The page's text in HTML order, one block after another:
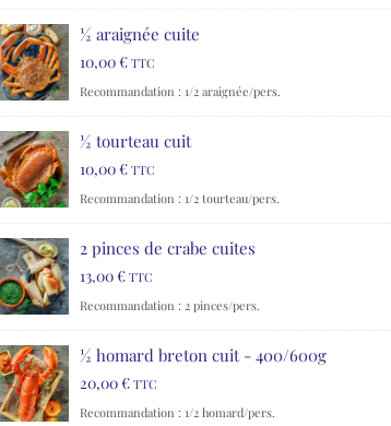
½ araignée cuite
10,00€ TTC
Recommandation : 1/2 araignée/pers.
½ tourteau cuit
10,00€ TTC
Recommandation : 1/2 tourteau/pers.
2 pinces de crabe cuites
13,00€ TTC
Recommandation : 2 pinces/pers.
½ homard breton cuit - 400/600g
20,00€ TTC
Recommandation : 1/2 homard/pers.